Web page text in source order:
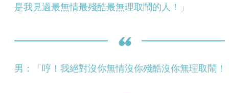
是我見過最無情最殘酷最無理取鬧的人！」
男：「哼！我絕對沒你無情沒你殘酷沒你無理取鬧！